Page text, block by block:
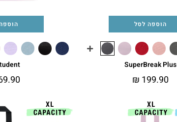
הוספה לסל
SuperBreak Plus
₪ 199.90